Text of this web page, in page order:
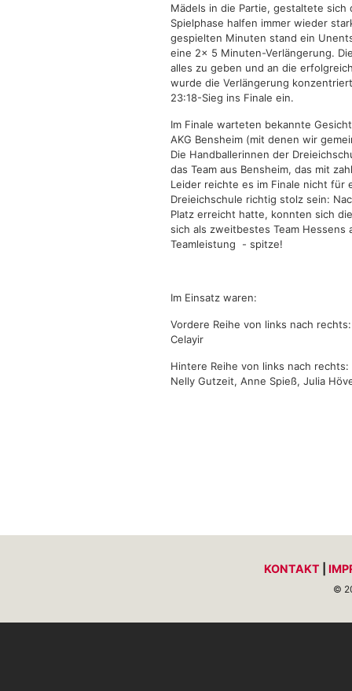
Mädels in die Partie, gestaltete sich
Spielphase halfen immer wieder
gespielten Minuten stand ein
eine 2x 5 Minuten-Verlängerung.
alles zu geben und an die
wurde die Verlängerung
23:18-Sieg ins Finale ein.
Im Finale warteten bekannte
AKG Bensheim (mit denen wir
Die Handballerinnen der
das Team aus Bensheim, das mit
Leider reichte es im Finale nicht für
Dreieichschule richtig stolz sein:
Platz erreicht hatte, konnten sich
sich als zweitbestes Team Hessens
Teamleistung - spitze!
Im Einsatz waren:
Vordere Reihe von links nach
Celayir
Hintere Reihe von links nach
Nelly Gutzeit, Anne Spieß, Julia
KONTAKT
©